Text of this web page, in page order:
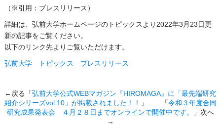
（※引用：プレスリリース）
詳細は、弘前大学ホームページのトピックスより2022年3月23日更
新の記事をご覧ください。
以下のリンク先よりご覧いただけます。
弘前大学 トピックス プレスリリース
←戻る「弘前大学公式WEBマガジン『HIROMAGA』に「最先端研究
紹介シリーズvol.10」が掲載されました！！
」 「令和３年度合同
研究成果発表会 ４月２８日までオンラインで開催中です。
」次へ
→